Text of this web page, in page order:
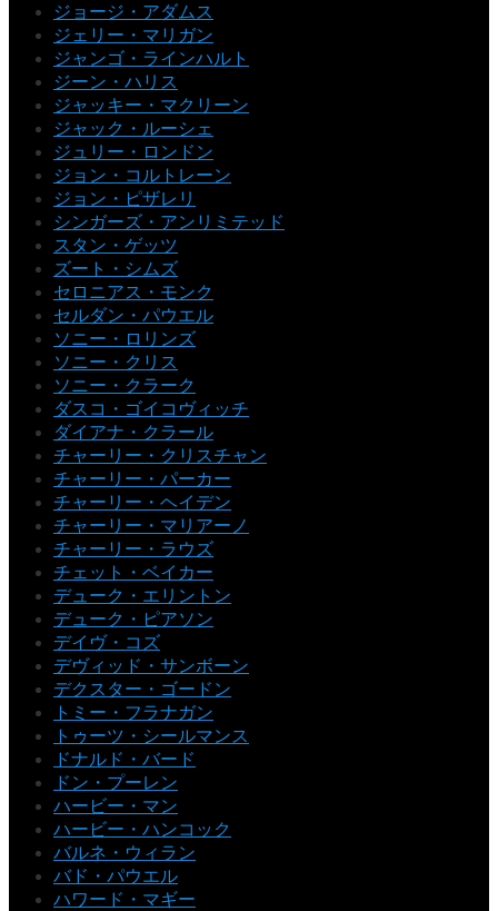
ジョージ・アダムス
ジェリー・マリガン
ジャンゴ・ラインハルト
ジーン・ハリス
ジャッキー・マクリーン
ジャック・ルーシェ
ジュリー・ロンドン
ジョン・コルトレーン
ジョン・ピザレリ
シンガーズ・アンリミテッド
スタン・ゲッツ
ズート・シムズ
セロニアス・モンク
セルダン・パウエル
ソニー・ロリンズ
ソニー・クリス
ソニー・クラーク
ダスコ・ゴイコヴィッチ
ダイアナ・クラール
チャーリー・クリスチャン
チャーリー・パーカー
チャーリー・ヘイデン
チャーリー・マリアーノ
チャーリー・ラウズ
チェット・ベイカー
デューク・エリントン
デューク・ピアソン
デイヴ・コズ
デヴィッド・サンボーン
デクスター・ゴードン
トミー・フラナガン
トゥーツ・シールマンス
ドナルド・バード
ドン・プーレン
ハービー・マン
ハービー・ハンコック
バルネ・ウィラン
バド・パウエル
ハワード・マギー